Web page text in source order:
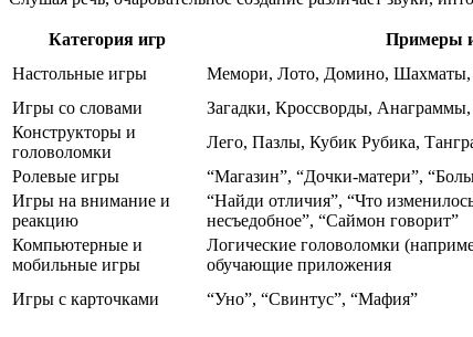
Категория игр Примеры
Настольные игры
Мемори, Лото, Домино,
Игры со словами
Загадки, Кроссворды, Анаграммы,
Конструкторы и
головоломки
Лего, Пазлы, Кубик Рубика,
Ролевые игры
“Магазин”, “Дочки-матери”,
Игры на внимание и
реакцию
“Найди отличия”, “Что
несъедобное”, “Саймон говорит”
Компьютерные и
мобильные игры
Логические головоломки
обучающие приложения
Игры с карточками “Уно”, “Свинтус”, “Мафия”